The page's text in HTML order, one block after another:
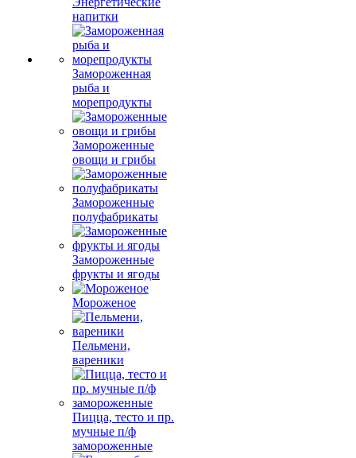
напитки
Замороженная
рыба и
морепродукты
Замороженные
овощи и грибы
Замороженные
полуфабрикаты
Замороженные
фрукты и ягоды
Мороженое
Пельмени,
вареники
Пицца, тесто и пр.
мучные п/ф
замороженные